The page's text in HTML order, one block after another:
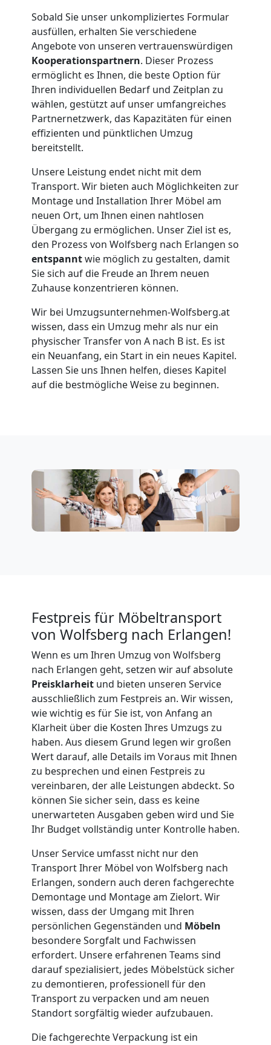
Sobald Sie unser unkompliziertes Formular
ausfüllen, erhalten Sie verschiedene
Angebote von unseren vertrauenswürdigen
Kooperationspartnern. Dieser Prozess
ermöglicht es Ihnen, die beste Option für
Ihren individuellen Bedarf und Zeitplan zu
wählen, gestützt auf unser umfangreiches
Partnernetzwerk, das Kapazitäten für einen
effizienten und pünktlichen Umzug
bereitstellt.
Unsere Leistung endet nicht mit dem
Transport. Wir bieten auch Möglichkeiten zur
Montage und Installation Ihrer Möbel am
neuen Ort, um Ihnen einen nahtlosen
Übergang zu ermöglichen. Unser Ziel ist es,
den Prozess von Wolfsberg nach Erlangen so
entspanntwie möglich zu gestalten, damit
Sie sich auf die Freude an Ihrem neuen
Zuhause konzentrieren können.
Wir bei Umzugsunternehmen-Wolfsberg.at
wissen, dass ein Umzug mehr als nur ein
physischer Transfer von A nach B ist. Es ist
ein Neuanfang, ein Start in ein neues Kapitel.
Lassen Sie uns Ihnen helfen, dieses Kapitel
auf die bestmögliche Weise zu beginnen.
Festpreis für Möbeltransport
von Wolfsberg nach Erlangen!
Wenn es um Ihren Umzug von Wolfsberg
nach Erlangen geht, setzen wir auf absolute
Preisklarheit und bieten unseren Service
ausschließlich zum Festpreis an. Wir wissen,
wie wichtig es für Sie ist, von Anfang an
Klarheit über die Kosten Ihres Umzugs zu
haben. Aus diesem Grund legen wir großen
Wert darauf, alle Details im Voraus mit Ihnen
zu besprechen und einen Festpreis zu
vereinbaren, der alle Leistungen abdeckt. So
können Sie sicher sein, dass es keine
unerwarteten Ausgaben geben wird und Sie
Ihr Budget vollständig unter Kontrolle haben.
Unser Service umfasst nicht nur den
Transport Ihrer Möbel von Wolfsberg nach
Erlangen, sondern auch deren fachgerechte
Demontage und Montage am Zielort. Wir
wissen, dass der Umgang mit Ihren
persönlichen Gegenständen und Möbeln
besondere Sorgfalt und Fachwissen
erfordert. Unsere erfahrenen Teams sind
darauf spezialisiert, jedes Möbelstück sicher
zu demontieren, professionell für den
Transport zu verpacken und am neuen
Standort sorgfältig wieder aufzubauen.
Die fachgerechte Verpackung ist ein
Klaviertransport
Wolfsberg
Privatumzug
Wolfsberg
Tresortransport
Wolfsberg
Umzug
für
Senioren
Wolfsberg
Firmenumzug
Wolfsberg
Expressumzug
Wolfsberg
Tragehilfe
Wolfsberg
Kleiner
Umzug
Wolfsberg
Küchenumzug
Wolfsberg
Umzug
und